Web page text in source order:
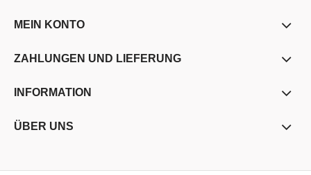
MEIN KONTO
ZAHLUNGEN UND LIEFERUNG
INFORMATION
ÜBER UNS